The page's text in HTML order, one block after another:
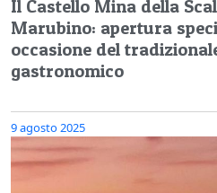
Il Castello Mina della
Marubino: apertura
occasione del
gastronomico
9 agosto 2025